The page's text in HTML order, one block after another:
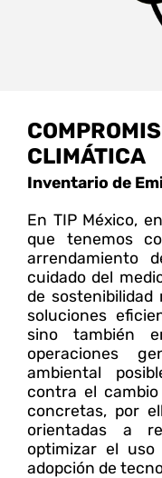
CLIMÁTICA
Inventario de
En TIP México,
que tenemos
arrendamiento
cuidado del
de
soluciones
sino también
operaciones
ambiental
contra el
concretas, por
orientadas a
optimizar el
adopción de